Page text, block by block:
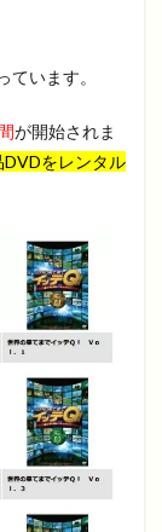
います。
が開始されま
をレンタル